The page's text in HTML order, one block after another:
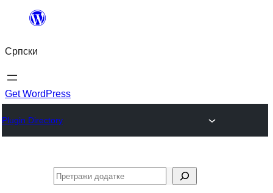
Скочи
садржај
Српски
Get WordPress
Plugin Directory
Претрага